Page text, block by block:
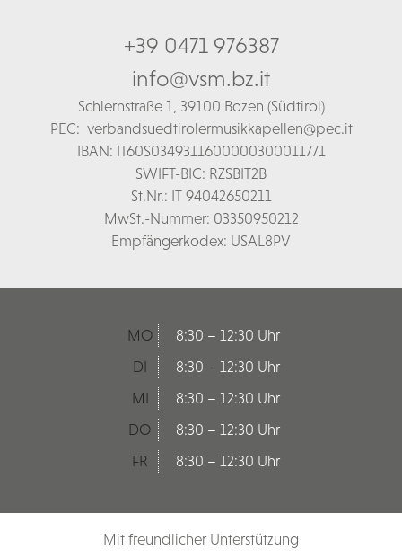
+39 0471 976387
info@vsm.bz.it
Schlernstraße 1, 39100 Bozen (Südtirol)
PEC: verbandsuedtirolermusikkapellen@pec.it
IBAN: IT60S0349311600000300011771
SWIFT-BIC: RZSBIT2B
St.Nr.: IT 94042650211
MwSt.-Nummer: 03350950212
Empfängerkodex: USAL8PV
MO
8:30 – 12:30 Uhr
DI
8:30 – 12:30 Uhr
MI
8:30 – 12:30 Uhr
DO
8:30 – 12:30 Uhr
FR
8:30 – 12:30 Uhr
Mit freundlicher Unterstützung